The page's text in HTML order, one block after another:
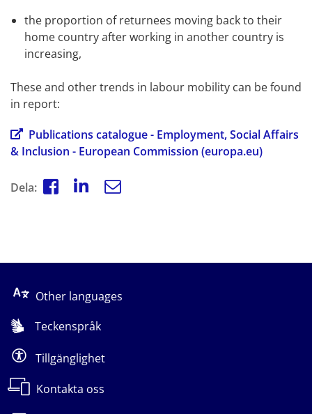
the proportion of returnees moving back to their
home country after working in another country is
increasing,
These and other trends in labour mobility can be found
in report:
Publications catalogue - Employment, Social Affairs
& Inclusion - European Commission (europa.eu)
Dela:
Other languages
Teckenspråk
Tillgänglighet
Kontakta oss